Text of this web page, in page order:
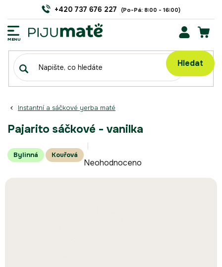
Hledat
+420 737 676 227
Instantní a sáčkové yerba maté
Pajarito sáčkové - vanilka
Bylinná Kouřová
Průměrné
hodnocení
Neohodnoceno